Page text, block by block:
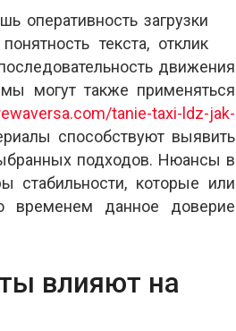
оперативность загрузки
текста, отклик
движения
могут также применяться
tanie-taxi-ldz-jak-
способствуют выявить
подходов. Нюансы в
стабильности, которые или
временем данное доверие
влияют на